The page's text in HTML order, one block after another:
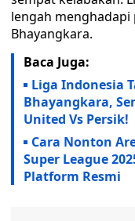
lengah
Bhayangkara.
Baca Juga:
Liga Indonesia
Bhayangkara,
United Vs Persik!
Cara Nonton
Super League
Platform Resmi